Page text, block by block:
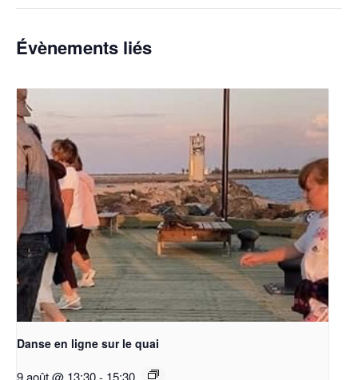
Évènements liés
Danse en ligne sur le quai
9 août @ 13:30- 15:30